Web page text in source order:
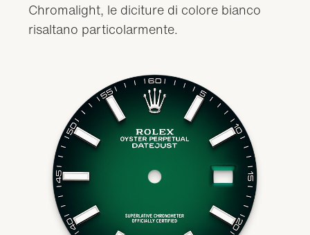
Chromalight, le diciture di colore bianco
risaltano particolarmente.